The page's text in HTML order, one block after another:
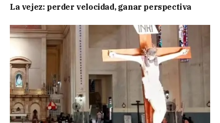
La vejez: perder velocidad, ganar perspectiva